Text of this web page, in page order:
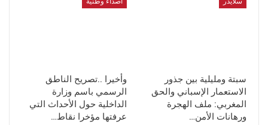
سبتة ومليلية بين جذور
الاستعمار الإسباني والحق
المغربي: ملف الهجرة
ورهانات الأمن…
وأخيرا ..تصريح الناطق
الرسمي باسم وزارة
الداخلية حول الأحداث التي
عرفتها مؤخرا نقاط…